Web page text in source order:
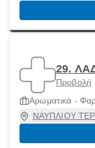
29.
Προβολή
Αρωματικά -
ΝΑΥΠΛΙΟΥ